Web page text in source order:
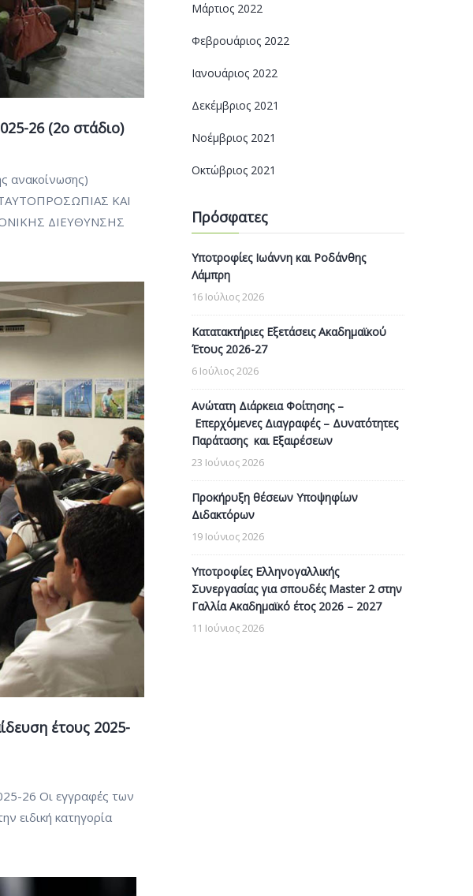
26 (2ο στάδιο)
ΚΑΙ
ΔΙΕΥΘΥΝΣΗΣ
έτους 2025-
26 Οι εγγραφές των
ειδική κατηγορία
Μάρτιος 2022
Φεβρουάριος 2022
Ιανουάριος 2022
Δεκέμβριος 2021
Νοέμβριος 2021
Οκτώβριος 2021
Πρόσφατες
Υποτροφίες Ιωάννη και Ροδάνθης
Λάμπρη
16 Ιούλιος 2026
Κατατακτήριες Εξετάσεις Ακαδημαϊκού
Έτους 2026-27
6 Ιούλιος 2026
Ανώτατη Διάρκεια Φοίτησης –
Επερχόμενες Διαγραφές – Δυνατότητες
Παράτασης και Εξαιρέσεων
23 Ιούνιος 2026
Προκήρυξη θέσεων Υποψηφίων
Διδακτόρων
19 Ιούνιος 2026
Υποτροφίες Ελληνογαλλικής
Συνεργασίας για σπουδές Master 2 στην
Γαλλία Ακαδημαϊκό έτος 2026 – 2027
11 Ιούνιος 2026